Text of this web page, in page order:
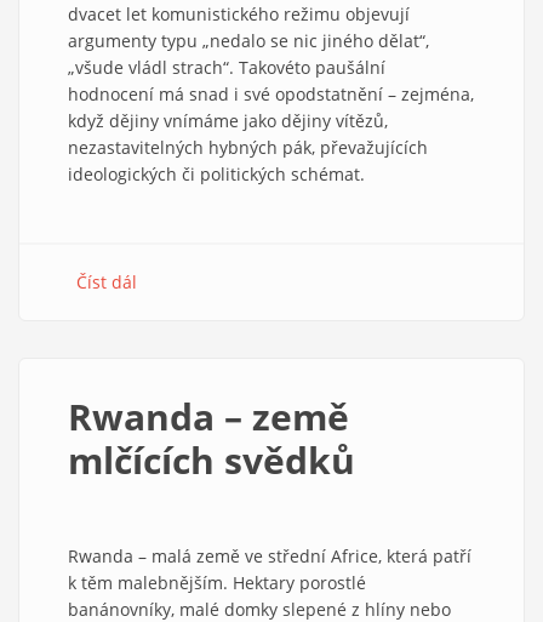
dvacet let komunistického režimu objevují
argumenty typu „nedalo se nic jiného dělat“,
„všude vládl strach“. Takovéto paušální
hodnocení má snad i své opodstatnění – zejména,
když dějiny vnímáme jako dějiny vítězů,
nezastavitelných hybných pák, převažujících
ideologických či politických schémat.
Číst dál
Rwanda – země
mlčících svědků
Rwanda – malá země ve střední Africe, která patří
k těm malebnějším. Hektary porostlé
banánovníky, malé domky slepené z hlíny nebo